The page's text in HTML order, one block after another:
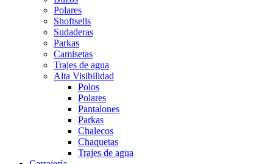
Polares
Shoftsells
Sudaderas
Parkas
Camisetas
Trajes de agua
Alta Visibilidad
Polos
Polares
Pantalones
Parkas
Chalecos
Chaquetas
Trajes de agua